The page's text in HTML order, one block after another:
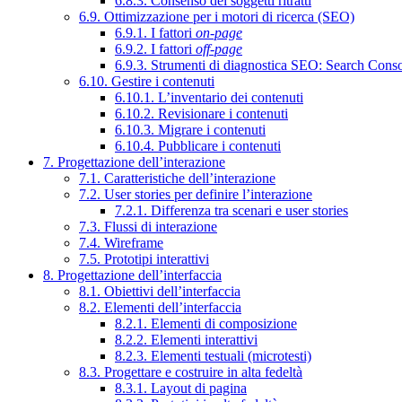
6.9. Ottimizzazione per i motori di ricerca (SEO)
6.9.1. I fattori on-page
6.9.2. I fattori off-page
6.9.3. Strumenti di diagnostica SEO: Search
6.10. Gestire i contenuti
6.10.1. L’inventario dei contenuti
6.10.2. Revisionare i contenuti
6.10.3. Migrare i contenuti
6.10.4. Pubblicare i contenuti
7. Progettazione dell’interazione
7.1. Caratteristiche dell’interazione
7.2. User stories per definire l’interazione
7.2.1. Differenza tra scenari e user stories
7.3. Flussi di interazione
7.4. Wireframe
7.5. Prototipi interattivi
8. Progettazione dell’interfaccia
8.1. Obiettivi dell’interfaccia
8.2. Elementi dell’interfaccia
8.2.1. Elementi di composizione
8.2.2. Elementi interattivi
8.2.3. Elementi testuali (microtesti)
8.3. Progettare e costruire in alta fedeltà
8.3.1. Layout di pagina